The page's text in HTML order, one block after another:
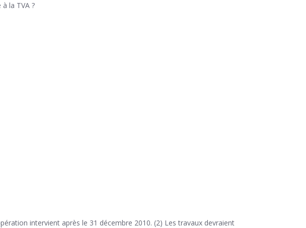
la TVA ?
intervient après le 31 décembre 2010. (2) Les travaux devraient